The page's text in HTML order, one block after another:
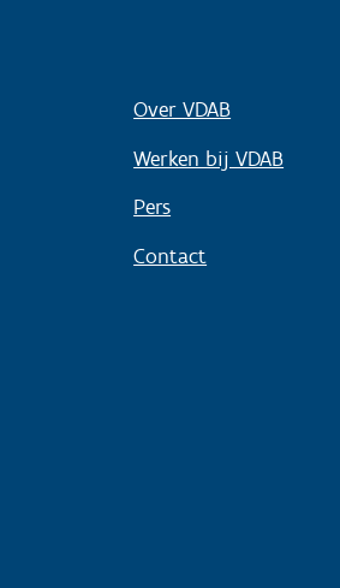
Over VDAB
Werken bij VDAB
Pers
Contact